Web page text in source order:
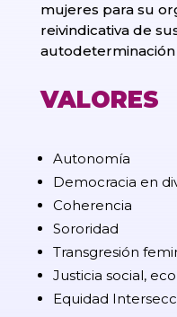
mujeres para su
reivindicativa de
autodeterminación
VALORES
Autonomía
Democracia en
Coherencia
Sororidad
Transgresión
Justicia social,
Equidad